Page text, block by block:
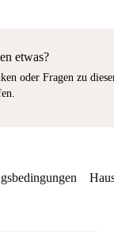
etwas?
oder Fragen zu